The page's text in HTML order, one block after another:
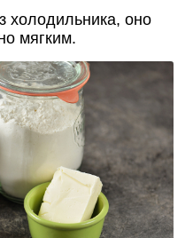
холодильника, оно
мягким.